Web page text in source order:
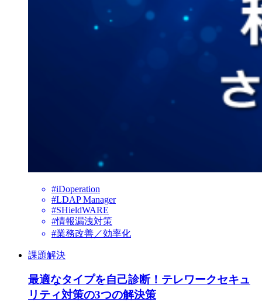
#iDoperation
#LDAP Manager
#SHieldWARE
#情報漏洩対策
#業務改善／効率化
課題解決
最適なタイプを自己診断！テレワークセキュ
リティ対策の3つの解決策